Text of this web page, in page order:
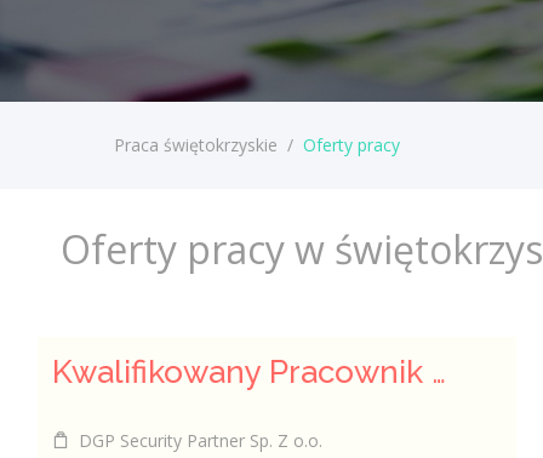
Praca świętokrzyskie / Oferty pracy
Oferty pracy w
Kwalifikowany Pracownik Ochrony z Pozwoleniem na Broń (K/M)
DGP Security Partner Sp. Z o.o.